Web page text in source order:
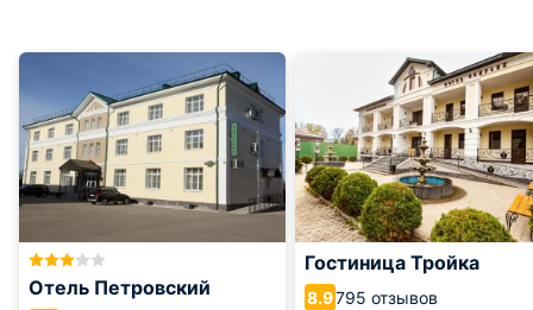
Отель Петровский
Гостиница Тройка
8.9795 отзывов